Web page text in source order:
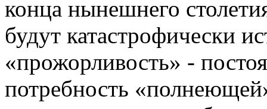
конца нынешнего
будут катастрофически
«прожорливость» -
потребность